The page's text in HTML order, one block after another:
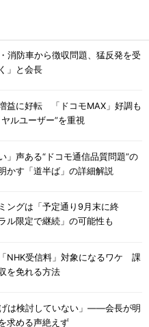
消防車から徴収問題、猛反発を受
」と会長
益に好転 「ドコモMAX」好調も
ルユーザー”を重視
」声ある“ドコモ通信品質問題”の
す「道半ば」の詳細解説
ングは「予定通り9月末に終
限定で継続」の可能性も
NHK受信料」対象になるワケ 課
を免れる方法
げは検討していない」――会長が明
求める声絶えず